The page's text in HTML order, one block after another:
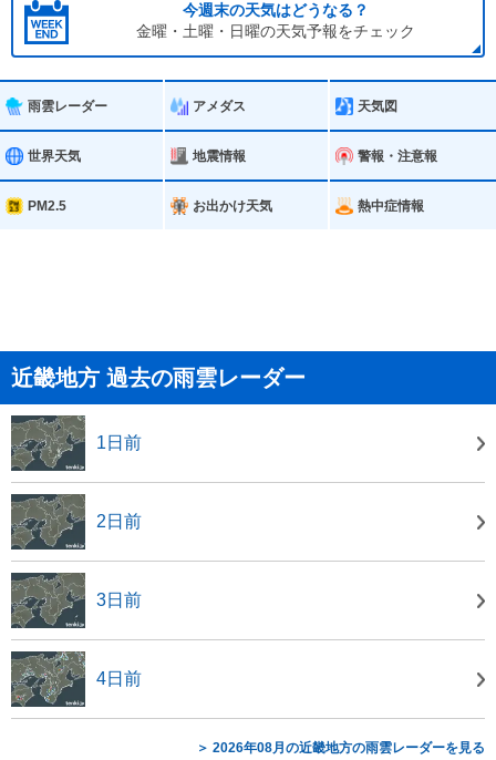
今週末の天気はどうなる？
金曜・土曜・日曜の天気予報をチェック
雨雲レーダー アメダス 天気図
世界天気 地震情報 警報・注意報
PM2.5 お出かけ天気 熱中症情報
近畿地方 過去の雨雲レーダー
1日前
2日前
3日前
4日前
＞ 2026年08月の近畿地方の雨雲レーダーを見る